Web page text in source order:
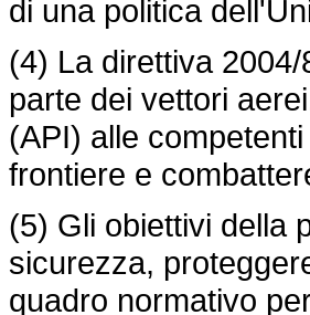
di una politica
(4) La direttiva 2004/
parte dei vettori
(API) alle
frontiere e
(5) Gli obiettivi della
sicurezza,
quadro normativo